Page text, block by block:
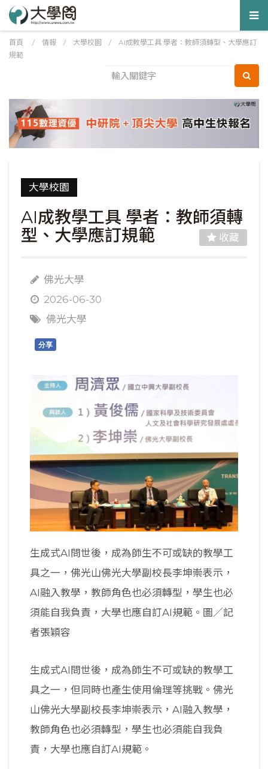
首頁 / 情報 / 大學校園 / AI成教學工具 學者：教師須轉型、大學應訂
規範
大學校園
AI成教學工具 學者：教師須轉
型、大學應訂規範
收藏
佛光大學
2026-06-30
佛光大學
分享
生成式AI問世後，成為師生不可或缺的教學工
具之一，佛光山佛光大學副校長李坤崇表示，
AI融入教學，教師角色也必須轉型，學生也必
須能自我負責，大學也應自訂AI規範。圖／記
者張穎容
生成式AI問世後，成為師生不可或缺的教學工
具之一，但同時也產生使用倫理等挑戰。佛光
山佛光大學副校長李坤崇表示，AI融入教學，
教師角色也必須轉型，學生也必須能自我負
責，大學也應自訂AI規範。